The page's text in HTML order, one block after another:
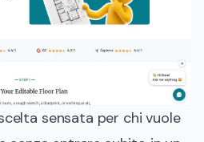
sensata per chi vuole